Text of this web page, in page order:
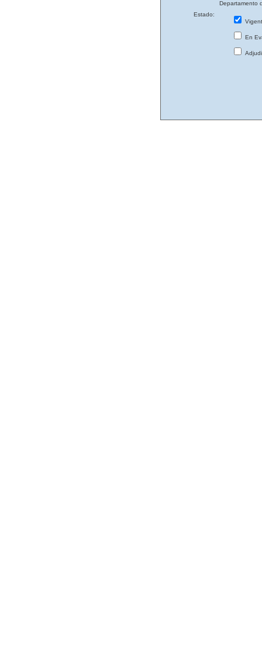
Departamento
Estado:
En